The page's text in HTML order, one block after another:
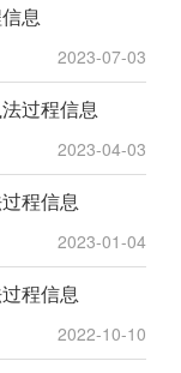
息
2023-07-03
过程信息
2023-04-03
程信息
2023-01-04
程信息
2022-10-10